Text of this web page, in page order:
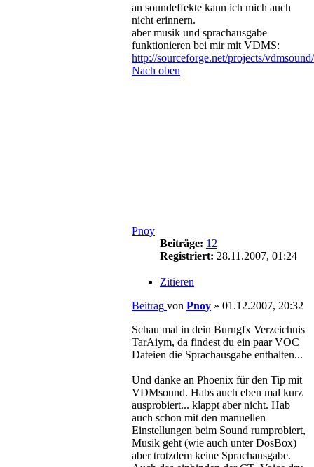
an soundeffekte kann ich mich auch
nicht erinnern.
aber musik und sprachausgabe
funktionieren bei mir mit VDMS:
http://sourceforge.net/projects/vdmsound/
Nach oben
Pnoy
Beiträge: 12
Registriert: 28.11.2007, 01:24
Zitieren
Beitrag von Pnoy » 01.12.2007, 20:32
Schau mal in dein Burngfx Verzeichnis
TarAiym, da findest du ein paar VOC
Dateien die Sprachausgabe enthalten...
Und danke an Phoenix für den Tip mit
VDMsound. Habs auch eben mal kurz
ausprobiert... klappt aber nicht. Hab
auch schon mit den manuellen
Einstellungen beim Sound rumprobiert,
Musik geht (wie auch unter DosBox)
aber trotzdem keine Sprachausgabe.